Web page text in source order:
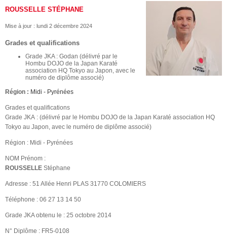
ROUSSELLE STÉPHANE
Mise à jour : lundi 2 décembre 2024
Grades et qualifications
Grade JKA : Godan (délivré par le
Hombu DOJO de la Japan Karaté
association HQ Tokyo au Japon, avec le
numéro de diplôme associé)
Région : Midi - Pyrénées
Grades et qualifications
Grade JKA : (délivré par le Hombu DOJO de la Japan Karaté association HQ
Tokyo au Japon, avec le numéro de diplôme associé)
Région : Midi - Pyrénées
NOM Prénom :
ROUSSELLE Stéphane
Adresse : 51 Allée Henri PLAS 31770 COLOMIERS
Téléphone : 06 27 13 14 50
Grade JKA obtenu le : 25 octobre 2014
N° Diplôme : FR5-0108